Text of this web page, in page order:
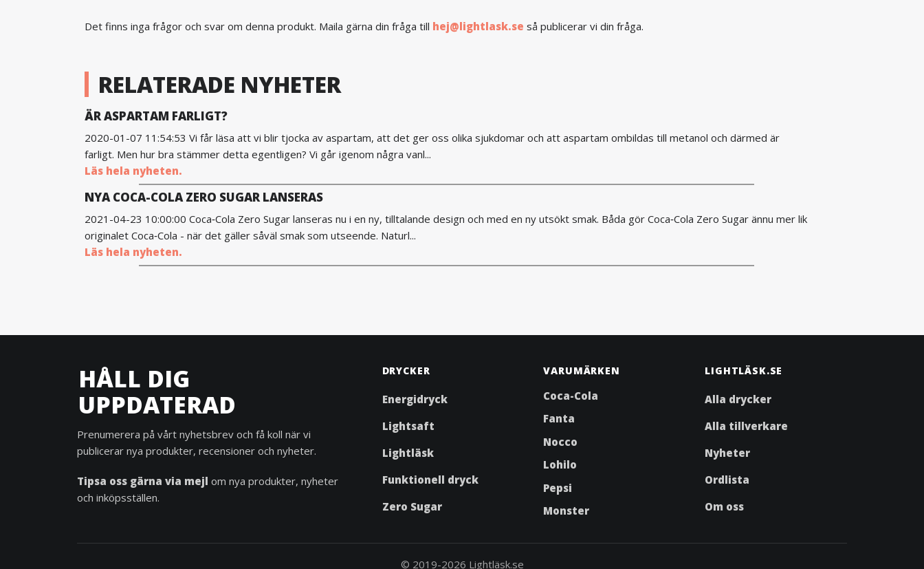
Det finns inga frågor och svar om denna produkt. Maila gärna din fråga till hej@lightlask.se så publicerar vi din fråga.
RELATERADE NYHETER
ÄR ASPARTAM FARLIGT?
2020-01-07 11:54:53 Vi får läsa att vi blir tjocka av aspartam, att det ger oss olika sjukdomar och att aspartam ombildas till metanol och därmed är
farligt. Men hur bra stämmer detta egentligen? Vi går igenom några vanl...
Läs hela nyheten.
NYA COCA-COLA ZERO SUGAR LANSERAS
2021-04-23 10:00:00 Coca‑Cola Zero Sugar lanseras nu i en ny, tilltalande design och med en ny utsökt smak. Båda gör Coca‑Cola Zero Sugar ännu mer lik
originalet Coca‑Cola - när det gäller såväl smak som utseende. Naturl...
Läs hela nyheten.
HÅLL DIG
UPPDATERAD
Prenumerera på vårt nyhetsbrev och få koll när vi
publicerar nya produkter, recensioner och nyheter.
Tipsa oss gärna via mejl om nya produkter, nyheter
och inköpsställen.
DRYCKER
Energidryck
Lightsaft
Lightläsk
Funktionell dryck
Zero Sugar
VARUMÄRKEN
Coca-Cola
Fanta
Nocco
Lohilo
Pepsi
Monster
LIGHTLÄSK.SE
Alla drycker
Alla tillverkare
Nyheter
Ordlista
Om oss
© 2019-2026 Lightläsk.se